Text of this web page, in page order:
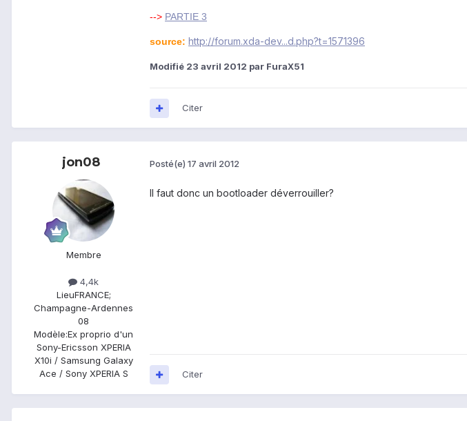
--> PARTIE 3
source: http://forum.xda-dev...d.php?t=1571396
Modifié 23 avril 2012 par FuraX51
Citer
jon08
Membre
4,4k
LieuFRANCE;
Champagne-Ardennes
08
Modèle:Ex proprio d'un
Sony-Ericsson XPERIA
X10i / Samsung Galaxy
Ace / Sony XPERIA S
Posté(e) 17 avril 2012
Il faut donc un bootloader déverrouiller?
Citer